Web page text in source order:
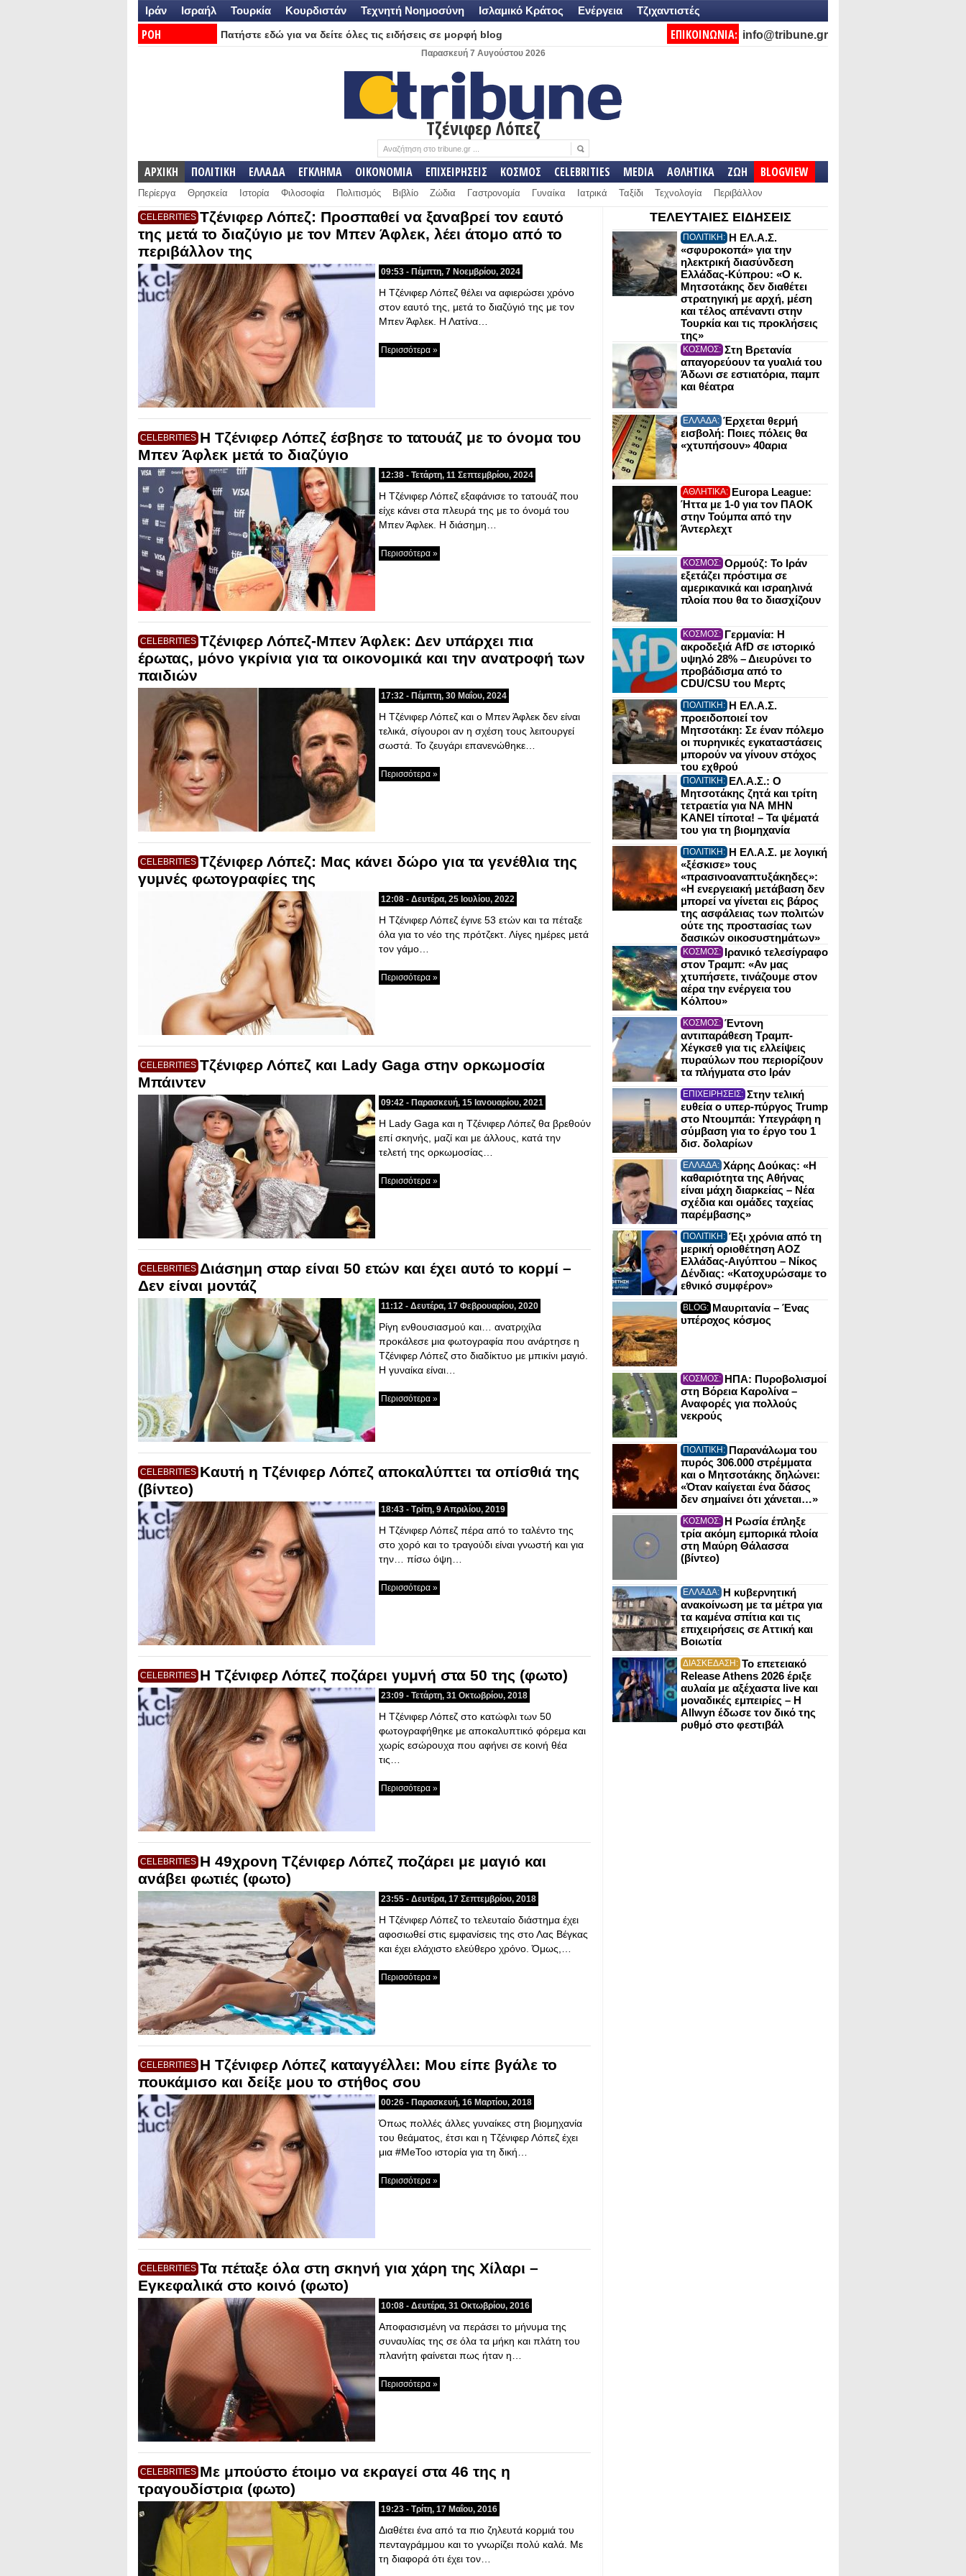
Ιράν Ισραήλ Τουρκία Κουρδιστάν Τεχνητή Νοημοσύνη Ισλαμικό Κράτος Ενέργεια Τζιχαντιστές
ΡΟΗ
Πατήστε εδώ για να δείτε όλες τις ειδήσεις σε μορφή blog ΕΠΙΚΟΙΝΩΝΙΑ: info@tribune.gr
Παρασκευή 7 Αυγούστου 2026
Τζένιφερ Λόπεζ
ΑΡΧΙΚΗ ΠΟΛΙΤΙΚΗ ΕΛΛΑΔΑ ΕΓΚΛΗΜΑ ΟΙΚΟΝΟΜΙΑ ΕΠΙΧΕΙΡΗΣΕΙΣ ΚΟΣΜΟΣ CELEBRITIES MEDIA ΑΘΛΗΤΙΚΑ ΖΩΗ BLOGVIEW
Περίεργα Θρησκεία Ιστορία Φιλοσοφία Πολιτισμός Βιβλίο Ζώδια Γαστρονομία Γυναίκα Ιατρικά Ταξίδι Τεχνολογία Περιβάλλον
CELEBRITIES Τζένιφερ Λόπεζ: Προσπαθεί να ξαναβρεί τον εαυτό
της μετά το διαζύγιο με τον Μπεν Άφλεκ, λέει άτομο από το
περιβάλλον της
09:53 - Πέμπτη, 7 Νοεμβρίου, 2024
Η Τζένιφερ Λόπεζ θέλει να αφιερώσει χρόνο
στον εαυτό της, μετά το διαζύγιό της με τον
Μπεν Άφλεκ. Η Λατίνα…
Περισσότερα »
CELEBRITIES H Τζένιφερ Λόπεζ έσβησε το τατουάζ με το όνομα του
Μπεν Άφλεκ μετά το διαζύγιο
12:38 - Τετάρτη, 11 Σεπτεμβρίου, 2024
Η Τζένιφερ Λόπεζ εξαφάνισε το τατουάζ που
είχε κάνει στα πλευρά της με το όνομά του
Μπεν Άφλεκ. Η διάσημη…
Περισσότερα »
CELEBRITIES Τζένιφερ Λόπεζ-Μπεν Άφλεκ: Δεν υπάρχει πια
έρωτας, μόνο γκρίνια για τα οικονομικά και την ανατροφή των
παιδιών
17:32 - Πέμπτη, 30 Μαΐου, 2024
Η Τζένιφερ Λόπεζ και ο Μπεν Άφλεκ δεν είναι
τελικά, σίγουροι αν η σχέση τους λειτουργεί
σωστά. Το ζευγάρι επανενώθηκε…
Περισσότερα »
CELEBRITIES Τζένιφερ Λόπεζ: Μας κάνει δώρο για τα γενέθλια της
γυμνές φωτογραφίες της
12:08 - Δευτέρα, 25 Ιουλίου, 2022
Η Τζένιφερ Λόπεζ έγινε 53 ετών και τα πέταξε
όλα για το νέο της πρότζεκτ. Λίγες ημέρες μετά
τον γάμο…
Περισσότερα »
CELEBRITIES Τζένιφερ Λόπεζ και Lady Gaga στην ορκωμοσία
Μπάιντεν
09:42 - Παρασκευή, 15 Ιανουαρίου, 2021
Η Lady Gaga και η Τζένιφερ Λόπεζ θα βρεθούν
επί σκηνής, μαζί και με άλλους, κατά την
τελετή της ορκωμοσίας…
Περισσότερα »
CELEBRITIES Διάσημη σταρ είναι 50 ετών και έχει αυτό το κορμί –
Δεν είναι μοντάζ
11:12 - Δευτέρα, 17 Φεβρουαρίου, 2020
Ρίγη ενθουσιασμού και… ανατριχίλα
προκάλεσε μια φωτογραφία που ανάρτησε η
Τζένιφερ Λόπεζ στο διαδίκτυο με μπικίνι μαγιό.
Η γυναίκα είναι…
Περισσότερα »
CELEBRITIES Καυτή η Τζένιφερ Λόπεζ αποκαλύπτει τα οπίσθιά της
(βίντεο)
18:43 - Τρίτη, 9 Απριλίου, 2019
Η Τζένιφερ Λόπεζ πέρα από το ταλέντο της
στο χορό και το τραγούδι είναι γνωστή και για
την… πίσω όψη…
Περισσότερα »
CELEBRITIES Η Τζένιφερ Λόπεζ ποζάρει γυμνή στα 50 της (φωτο)
23:09 - Τετάρτη, 31 Οκτωβρίου, 2018
Η Τζένιφερ Λόπεζ στο κατώφλι των 50
φωτογραφήθηκε με αποκαλυπτικό φόρεμα και
χωρίς εσώρουχα που αφήνει σε κοινή θέα
τις…
Περισσότερα »
CELEBRITIES Η 49χρονη Τζένιφερ Λόπεζ ποζάρει με μαγιό και
ανάβει φωτιές (φωτο)
23:55 - Δευτέρα, 17 Σεπτεμβρίου, 2018
H Τζένιφερ Λόπεζ το τελευταίο διάστημα έχει
αφοσιωθεί στις εμφανίσεις της στο Λας Βέγκας
και έχει ελάχιστο ελεύθερο χρόνο. Όμως,…
Περισσότερα »
CELEBRITIES Η Τζένιφερ Λόπεζ καταγγέλλει: Μου είπε βγάλε το
πουκάμισο και δείξε μου το στήθος σου
00:26 - Παρασκευή, 16 Μαρτίου, 2018
Όπως πολλές άλλες γυναίκες στη βιομηχανία
του θεάματος, έτσι και η Τζένιφερ Λόπεζ έχει
μια #MeToo ιστορία για τη δική…
Περισσότερα »
CELEBRITIES Τα πέταξε όλα στη σκηνή για χάρη της Χίλαρι –
Εγκεφαλικά στο κοινό (φωτο)
10:08 - Δευτέρα, 31 Οκτωβρίου, 2016
Αποφασισμένη να περάσει το μήνυμα της
συναυλίας της σε όλα τα μήκη και πλάτη του
πλανήτη φαίνεται πως ήταν η…
Περισσότερα »
CELEBRITIES Με μπούστο έτοιμο να εκραγεί στα 46 της η
τραγουδίστρια (φωτο)
19:23 - Τρίτη, 17 Μαΐου, 2016
Διαθέτει ένα από τα πιο ζηλευτά κορμιά του
πενταγράμμου και το γνωρίζει πολύ καλά. Με
τη διαφορά ότι έχει τον…
ΤΕΛΕΥΤΑΙΕΣ ΕΙΔΗΣΕΙΣ
ΠΟΛΙΤΙΚΗ: Η ΕΛ.Α.Σ.
«σφυροκοπά» για την
ηλεκτρική διασύνδεση
Ελλάδας-Κύπρου: «Ο κ.
Μητσοτάκης δεν διαθέτει
στρατηγική με αρχή, μέση
και τέλος απέναντι στην
Τουρκία και τις προκλήσεις
της»
ΚΟΣΜΟΣ: Στη Βρετανία
απαγορεύουν τα γυαλιά του
Άδωνι σε εστιατόρια, παμπ
και θέατρα
ΕΛΛΑΔΑ: Έρχεται θερμή
εισβολή: Ποιες πόλεις θα
«χτυπήσουν» 40αρια
ΑΘΛΗΤΙΚΑ: Europa League:
Ήττα με 1-0 για τον ΠΑΟΚ
στην Τούμπα από την
Άντερλεχτ
ΚΟΣΜΟΣ: Ορμούζ: Το Ιράν
εξετάζει πρόστιμα σε
αμερικανικά και ισραηλινά
πλοία που θα το διασχίζουν
ΚΟΣΜΟΣ: Γερμανία: Η
ακροδεξιά AfD σε ιστορικό
υψηλό 28% – Διευρύνει το
προβάδισμα από το
CDU/CSU του Μερτς
ΠΟΛΙΤΙΚΗ: Η ΕΛ.Α.Σ.
προειδοποιεί τον
Μητσοτάκη: Σε έναν πόλεμο
οι πυρηνικές εγκαταστάσεις
μπορούν να γίνουν στόχος
του εχθρού
ΠΟΛΙΤΙΚΗ: ΕΛ.Α.Σ.: Ο
Μητσοτάκης ζητά και τρίτη
τετραετία για ΝΑ ΜΗΝ
ΚΑΝΕΙ τίποτα! – Τα ψέματά
του για τη βιομηχανία
ΠΟΛΙΤΙΚΗ: Η ΕΛ.Α.Σ. με λογική
«ξέσκισε» τους
«πρασινοαναπτυξάκηδες»:
«Η ενεργειακή μετάβαση δεν
μπορεί να γίνεται εις βάρος
της ασφάλειας των πολιτών
ούτε της προστασίας των
δασικών οικοσυστημάτων»
ΚΟΣΜΟΣ: Ιρανικό τελεσίγραφο
στον Τραμπ: «Αν μας
χτυπήσετε, τινάζουμε στον
αέρα την ενέργεια του
Κόλπου»
ΚΟΣΜΟΣ: Έντονη
αντιπαράθεση Τραμπ-
Χέγκσεθ για τις ελλείψεις
πυραύλων που περιορίζουν
τα πλήγματα στο Ιράν
ΕΠΙΧΕΙΡΗΣΕΙΣ: Στην τελική
ευθεία ο υπερ-πύργος Trump
στο Ντουμπάι: Υπεγράφη η
σύμβαση για το έργο του 1
δισ. δολαρίων
ΕΛΛΑΔΑ: Χάρης Δούκας: «Η
καθαριότητα της Αθήνας
είναι μάχη διαρκείας – Νέα
σχέδια και ομάδες ταχείας
παρέμβασης»
ΠΟΛΙΤΙΚΗ: Έξι χρόνια από τη
μερική οριοθέτηση ΑΟΖ
Ελλάδας-Αιγύπτου – Νίκος
Δένδιας: «Κατοχυρώσαμε το
εθνικό συμφέρον»
BLOG: Μαυριτανία – Ένας
υπέροχος κόσμος
ΚΟΣΜΟΣ: ΗΠΑ: Πυροβολισμοί
στη Βόρεια Καρολίνα –
Αναφορές για πολλούς
νεκρούς
ΠΟΛΙΤΙΚΗ: Παρανάλωμα του
πυρός 306.000 στρέμματα
και ο Μητσοτάκης δηλώνει:
«Όταν καίγεται ένα δάσος
δεν σημαίνει ότι χάνεται…»
ΚΟΣΜΟΣ: Η Ρωσία έπληξε
τρία ακόμη εμπορικά πλοία
στη Μαύρη Θάλασσα
(βίντεο)
ΕΛΛΑΔΑ: Η κυβερνητική
ανακοίνωση με τα μέτρα για
τα καμένα σπίτια και τις
επιχειρήσεις σε Αττική και
Βοιωτία
ΔΙΑΣΚΕΔΑΣΗ: Το επετειακό
Release Athens 2026 έριξε
αυλαία με αξέχαστα live και
μοναδικές εμπειρίες – Η
Allwyn έδωσε τον δικό της
ρυθμό στο φεστιβάλ